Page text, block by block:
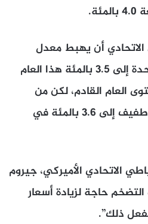
أن يهبط معدل
البطالة في الولايات المتحدة إلى 3.5 بالمئة هذا العام
العام القادم، لكن من
المنتظر أن يرتفع بشكل طفيف إلى 3.6 بالمئة في
الاتحادي الأميركي، جيروم
حاجة لزيادة أسعار
ذلك”.